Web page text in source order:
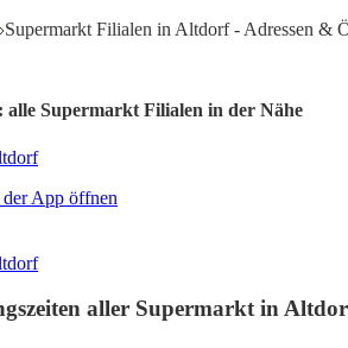
Supermarkt Filialen in Altdorf - Adressen &
Supermarkt Filialen in der Nähe
App öffnen
aller Supermarkt in